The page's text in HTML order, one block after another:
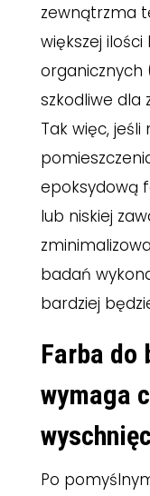
zewnątrzma
większej
organicznych
szkodliwe dla
Tak więc, jeśli
epoksydową
lub niskiej
badań
bardziej
Farba do
wymaga
Po